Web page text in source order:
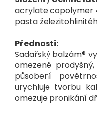
acrylate copolymer
pasta
Přednosti:
Sadařský balzám®
omezeně
působení
urychluje tvorbu
omezuje pronikání